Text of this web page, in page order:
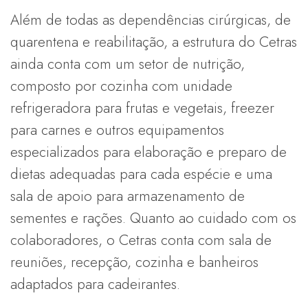
Além de todas as dependências cirúrgicas, de
quarentena e reabilitação, a estrutura do Cetras
ainda conta com um setor de nutrição,
composto por cozinha com unidade
refrigeradora para frutas e vegetais, freezer
para carnes e outros equipamentos
especializados para elaboração e preparo de
dietas adequadas para cada espécie e uma
sala de apoio para armazenamento de
sementes e rações. Quanto ao cuidado com os
colaboradores, o Cetras conta com sala de
reuniões, recepção, cozinha e banheiros
adaptados para cadeirantes.